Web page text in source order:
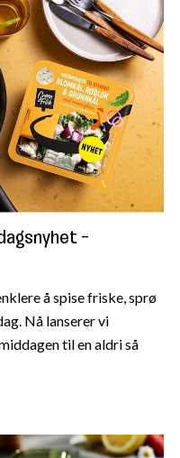
–
å spise friske, sprø
Nå lanserer vi
til en aldri så